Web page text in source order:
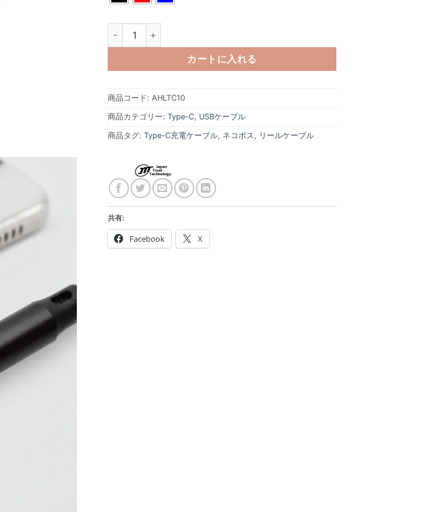
アルミニウムヘッド両L型ケーブル for Type-C 1.0M - AHLTC10 個
カートに入れる
商品コード: AHLTC10
商品カテゴリー: Type-C, USBケーブル
商品タグ: Type-C充電ケーブル, ネコポス , リールケーブル
共有:
Facebook X